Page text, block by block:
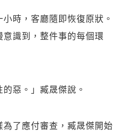
時，客廳隨即恢復原狀。
識到，整件事的每個環
惡。」臧晟傑說。
了應付審查，臧晟傑開始